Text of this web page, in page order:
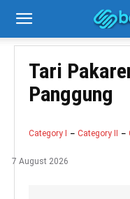
Tari
Panggung
Category I Category II
7 August 2026